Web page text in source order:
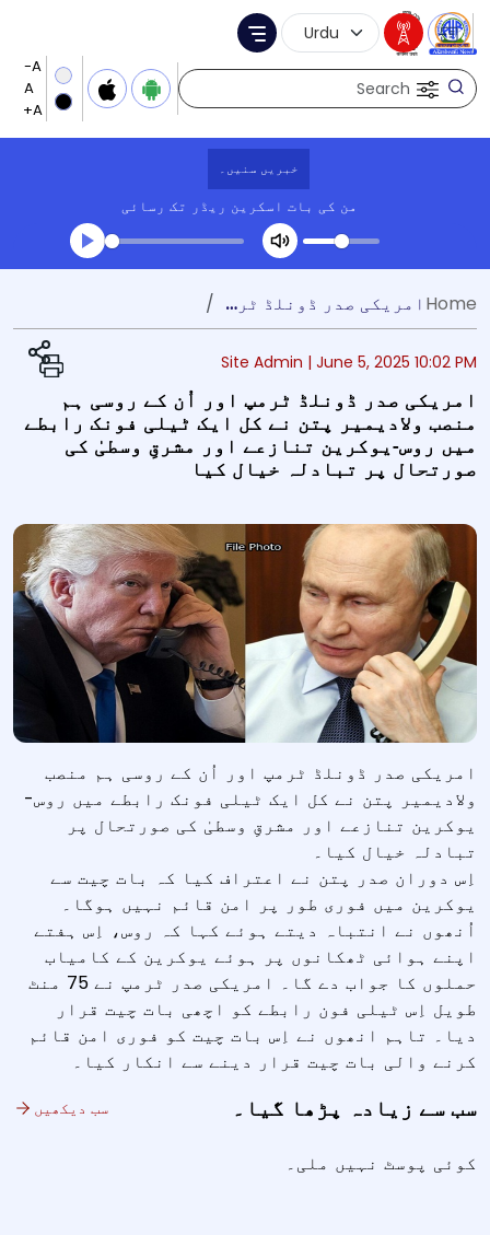
Search
Language Selection
Menu
خبریں سنیں۔
من کی بات اسکرین ریڈر تک رسائی
Transcript summary
کھیلیں آڈیو Home امریکی صدر ڈونلڈ ٹرمپ اور اُن کے روسی ہم منصب ولادیمیر پتن نے کل ایک ٹیلی فونک رابطے میں روس-یوکرین تنازعے اور مشرقِ وسطیٰ کی صورتحال پر تبادلہ خیال کیا
Site Admin | June 5, 2025 10:02 PM
امریکی صدر ڈونلڈ ٹرمپ اور اُن کے روسی ہم
منصب ولادیمیر پتن نے کل ایک ٹیلی فونک رابطے
میں روس-یوکرین تنازعے اور مشرقِ وسطیٰ کی
صورتحال پر تبادلہ خیال کیا
امریکی صدر ڈونلڈ ٹرمپ اور اُن کے روسی ہم منصب
ولادیمیر پتن نے کل ایک ٹیلی فونک رابطے میں روس-
یوکرین تنازعے اور مشرقِ وسطیٰ کی صورتحال پر
تبادلہ خیال کیا۔
اِس دوران صدر پتن نے اعتراف کیا کہ بات چیت سے
یوکرین میں فوری طور پر امن قائم نہیں ہوگا۔
اُنھوں نے انتباہ دیتے ہوئے کہا کہ روس، اِس ہفتے
اپنے ہوائی ٹھکانوں پر ہوئے یوکرین کے کامیاب
حملوں کا جواب دے گا۔ امریکی صدر ٹرمپ نے 75 منٹ
طویل اِس ٹیلی فون رابطے کو اچھی بات چیت قرار
دیا۔ تاہم انھوں نے اِس بات چیت کو فوری امن قائم
کرنے والی بات چیت قرار دینے سے انکار کیا۔
سب سے زیادہ پڑھا گیا۔ سب دیکھیں
کوئی پوسٹ نہیں ملی۔